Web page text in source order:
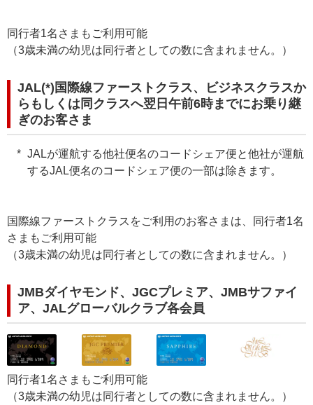
同行者1名さまもご利用可能
（3歳未満の幼児は同行者としての数に含まれません。）
JAL(*)国際線ファーストクラス、ビジネスクラスか
らもしくは同クラスへ翌日午前6時までにお乗り継
ぎのお客さま
JALが運航する他社便名のコードシェア便と他社が運航
するJAL便名のコードシェア便の一部は除きます。
国際線ファーストクラスをご利用のお客さまは、同行者1名
さまもご利用可能
（3歳未満の幼児は同行者としての数に含まれません。）
JMBダイヤモンド、JGCプレミア、JMBサファイ
ア、JALグローバルクラブ各会員
同行者1名さまもご利用可能
（3歳未満の幼児は同行者としての数に含まれません。）